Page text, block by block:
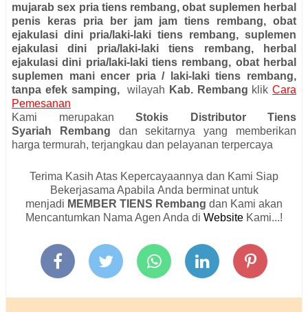
mujarab sex pria tiens rembang, obat suplemen herbal
penis keras pria ber jam jam tiens rembang, obat
ejakulasi dini pria/laki-laki tiens rembang, suplemen
ejakulasi dini pria/laki-laki tiens rembang, herbal
ejakulasi dini pria/laki-laki tiens rembang, obat herbal
suplemen mani encer pria / laki-laki tiens rembang,
tanpa efek samping, wilayah Kab. Rembang klik Cara
Pemesanan
Kami merupakan Stokis Distributor Tiens
Syariah
Rembang
dan sekitarnya yang memberikan
harga termurah, terjangkau dan pelayanan terpercaya
Terima Kasih Atas Kepercayaannya dan Kami Siap
Bekerjasama Apabila Anda berminat untuk
menjadi MEMBER TIENS Rembang dan Kami akan
Mencantumkan Nama Agen Anda di Website Kami...!